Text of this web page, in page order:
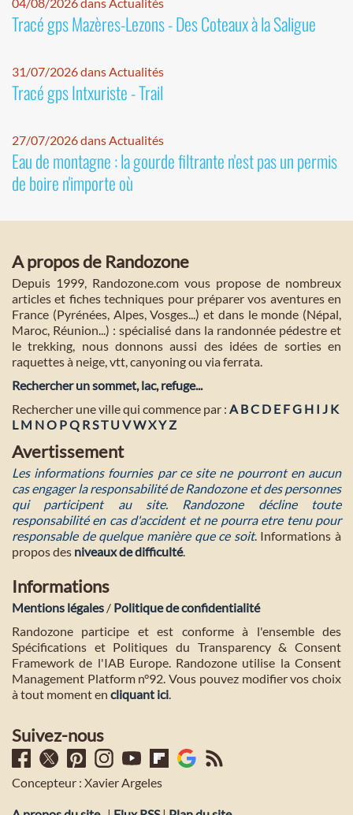
Tracé gps Mazères-Lezons - Des Coteaux à la Saligue
31/07/2026 dans Actualités
Tracé gps Intxuriste - Trail
27/07/2026 dans Actualités
Eau de montagne : la gourde filtrante n'est pas un permis
de boire n'importe où
A propos de Randozone
Depuis 1999, Randozone.com vous propose de nombreux
articles et fiches techniques pour préparer vos aventures en
France (Pyrénées, Alpes, Vosges...) et dans le monde (Népal,
Maroc, Réunion...) : spécialisé dans la randonnée pédestre et
le trekking, nous donnons aussi des idées de sorties en
raquettes à neige, vtt, canyoning ou via ferrata.
Rechercher un sommet, lac, refuge...
Rechercher une ville qui commence par : A BC D E FG H I J K
L M NO PQ RST U VWXYZ
Avertissement
Les informations fournies par ce site ne pourront en aucun
cas engager la responsabilité de Randozone et des personnes
qui participent au site. Randozone décline toute
responsabilité en cas d'accident et ne pourra etre tenu pour
responsable de quelque manière que ce soit. Informations à
propos des niveaux de difficulté.
Informations
Mentions légales / Politique de confidentialité
Randozone participe et est conforme à l'ensemble des
Spécifications et Politiques du Transparency & Consent
Framework de l'IAB Europe. Randozone utilise la Consent
Management Platform n°92. Vous pouvez modifier vos choix
à tout moment en cliquant ici.
Suivez-nous
Concepteur : Xavier Argeles